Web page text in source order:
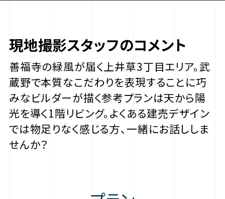
現地撮影スタッフのコメント
善福寺の緑風が届く上井草3丁目エリア。武
蔵野で本質なこだわりを表現することに巧
みなビルダーが描く参考プランは天から陽
光を導く1階リビング。よくある建売デザイン
では物足りなく感じる方、一緒にお話ししま
せんか？